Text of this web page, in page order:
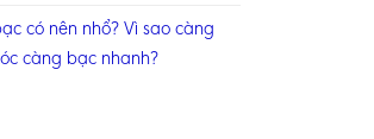
có nên nhổ? Vì sao càng
càng bạc nhanh?